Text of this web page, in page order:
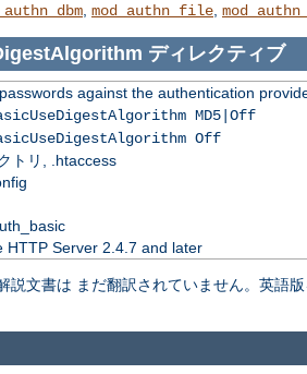
mod_authn_file
ディレクティブ
against the authentication
MD5|Off
Off
トリ, .htaccess
HTTP Server 2.4.7 and later
説文書は まだ翻訳されていません。英語版